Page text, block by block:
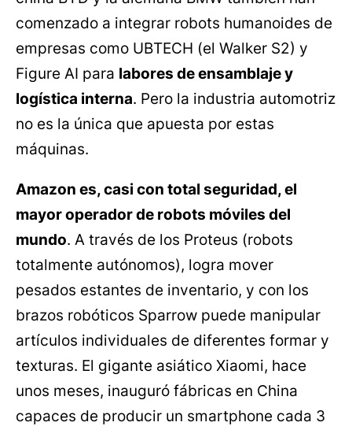
comenzado a integrar robots humanoides de
empresas como UBTECH (el Walker S2) y
Figure AI para labores de ensamblaje y
logística interna. Pero la industria automotriz
no es la única que apuesta por estas
máquinas.
Amazon es, casi con total seguridad, el
mayor operador de robots móviles del
mundo. A través de los Proteus (robots
totalmente autónomos), logra mover
pesados estantes de inventario, y con los
brazos robóticos Sparrow puede manipular
artículos individuales de diferentes formar y
texturas. El gigante asiático Xiaomi, hace
unos meses, inauguró fábricas en China
capaces de producir un smartphone cada 3